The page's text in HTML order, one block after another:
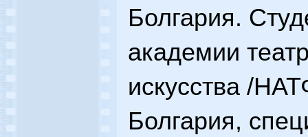
Болгария.
академии
искусства /
Болгария,